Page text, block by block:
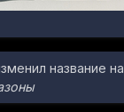
название на